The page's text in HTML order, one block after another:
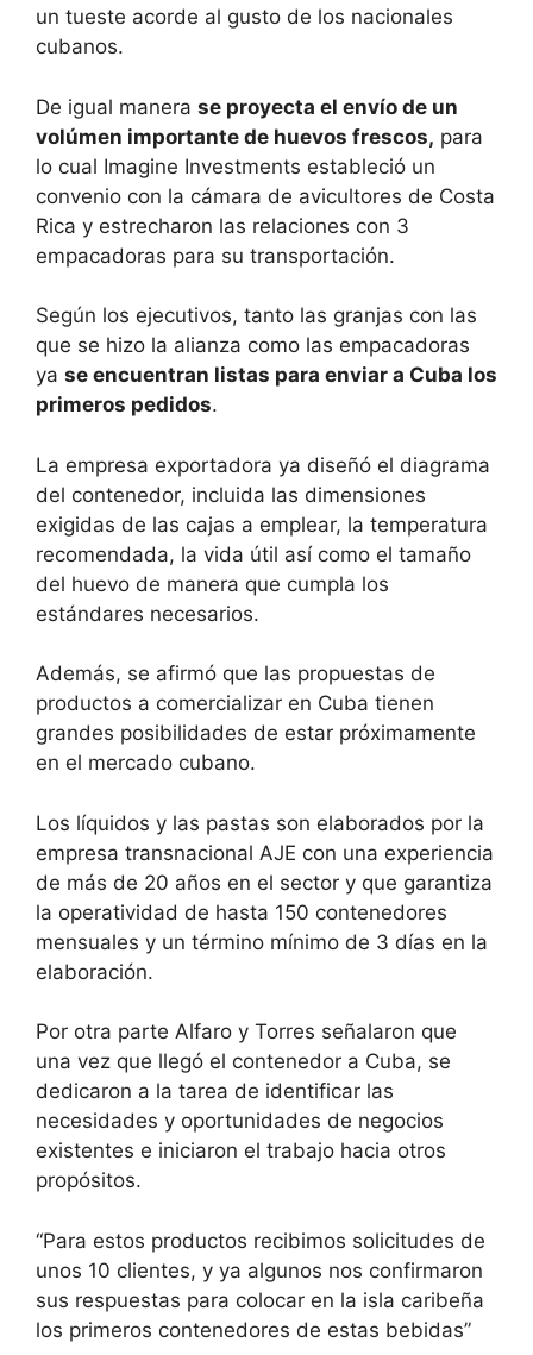
un tueste acorde al gusto de los nacionales
cubanos.
De igual manera se proyecta el envío de un
volúmen importante de huevos frescos, para
lo cual Imagine Investments estableció un
convenio con la cámara de avicultores de Costa
Rica y estrecharon las relaciones con 3
empacadoras para su transportación.
Según los ejecutivos, tanto las granjas con las
que se hizo la alianza como las empacadoras
ya se encuentran listas para enviar a Cuba los
primeros pedidos.
La empresa exportadora ya diseñó el diagrama
del contenedor, incluida las dimensiones
exigidas de las cajas a emplear, la temperatura
recomendada, la vida útil así como el tamaño
del huevo de manera que cumpla los
estándares necesarios.
Además, se afirmó que las propuestas de
productos a comercializar en Cuba tienen
grandes posibilidades de estar próximamente
en el mercado cubano.
Los líquidos y las pastas son elaborados por la
empresa transnacional AJE con una experiencia
de más de 20 años en el sector y que garantiza
la operatividad de hasta 150 contenedores
mensuales y un término mínimo de 3 días en la
elaboración.
Por otra parte Alfaro y Torres señalaron que
una vez que llegó el contenedor a Cuba, se
dedicaron a la tarea de identificar las
necesidades y oportunidades de negocios
existentes e iniciaron el trabajo hacia otros
propósitos.
“Para estos productos recibimos solicitudes de
unos 10 clientes, y ya algunos nos confirmaron
sus respuestas para colocar en la isla caribeña
los primeros contenedores de estas bebidas”